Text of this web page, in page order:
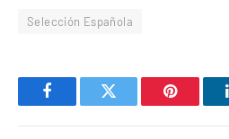
Selección Española
FacebookTwitter Pinterest